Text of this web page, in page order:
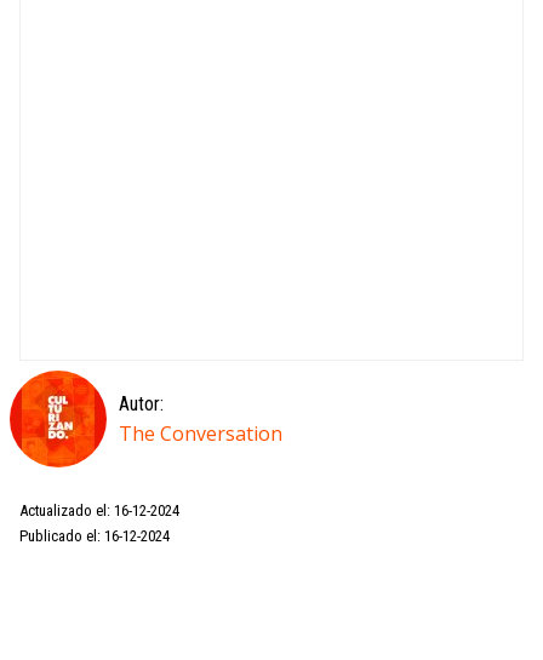
Autor:
The Conversation
Actualizado el: 16-12-2024
Publicado el: 16-12-2024